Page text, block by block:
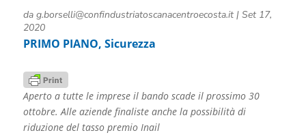
da g.borselli@confindustriatoscanacentroecosta.it| Set 17,
2020
PRIMO PIANO, Sicurezza
Aperto a tutte le imprese il bando scade il prossimo 30
ottobre. Alle aziende finaliste anche la possibilità di
riduzione del tasso premio Inail